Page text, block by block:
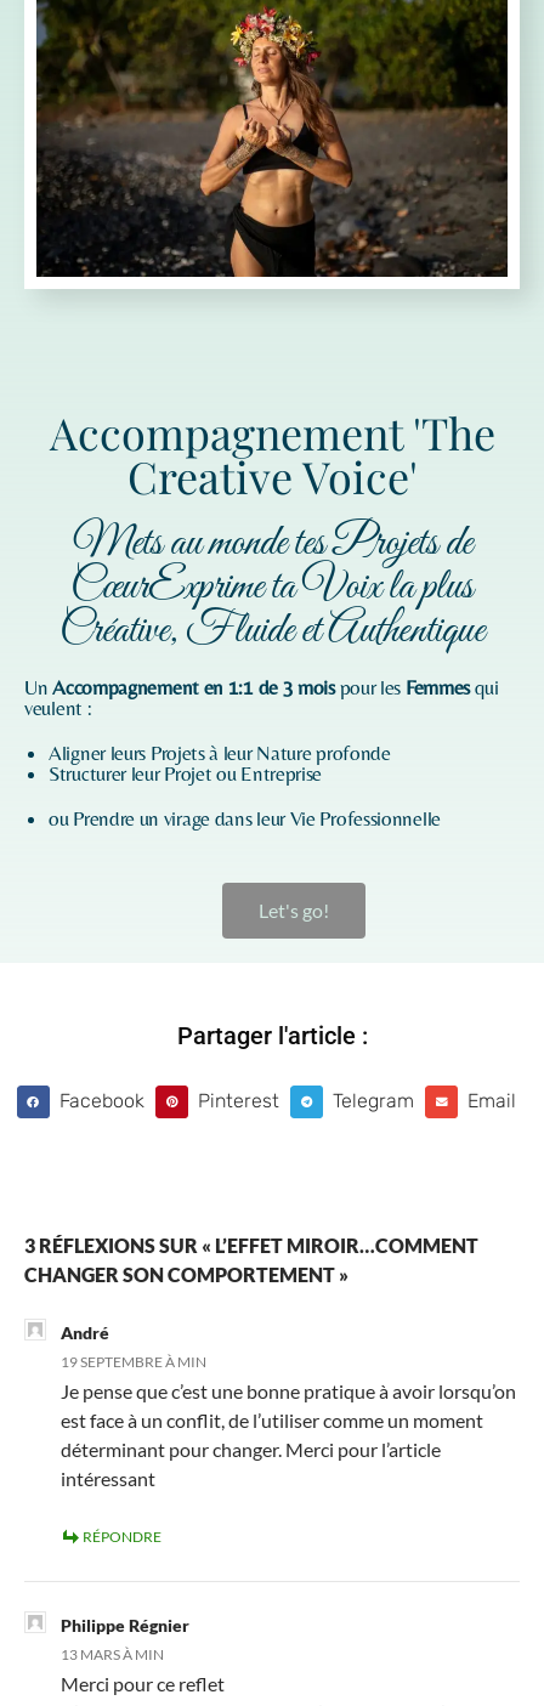
Accompagnement 'The
Creative Voice'
Mets au monde tes Projets de
CœurExprime ta Voix la plus
Créative, Fluide et Authentique
UnAccompagnement en 1:1 de 3 moispour les Femmesqui
veulent :
Aligner leurs Projets à leur Nature profonde
Structurer leur Projet ou Entreprise
ou Prendre un virage dans leur Vie Professionnelle
Let's go!
Partager l'article :
Facebook Pinterest Telegram Email
3 RÉFLEXIONS SUR « L’EFFET MIROIR…COMMENT
CHANGER SON COMPORTEMENT »
André
19 SEPTEMBRE À MIN
Je pense que c’est une bonne pratique à avoir lorsqu’on
est face à un conflit, de l’utiliser comme un moment
déterminant pour changer. Merci pour l’article
intéressant
RÉPONDRE
Philippe Régnier
13 MARS À MIN
Merci pour ce reflet